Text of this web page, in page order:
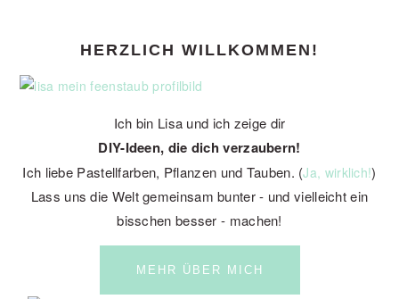
HERZLICH WILLKOMMEN!
Ich bin Lisa und ich zeige dir
DIY-Ideen, die dich verzaubern!
Ich liebe Pastellfarben, Pflanzen und Tauben. (Ja, wirklich!)
Lass uns die Welt gemeinsam bunter - und vielleicht ein
bisschen besser - machen!
MEHR ÜBER MICH